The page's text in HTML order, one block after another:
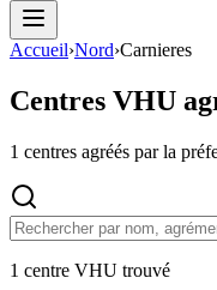
Accueil›Nord›Carnieres
Centres VHU
1 centres agréés par la
1 centre VHU trouvé